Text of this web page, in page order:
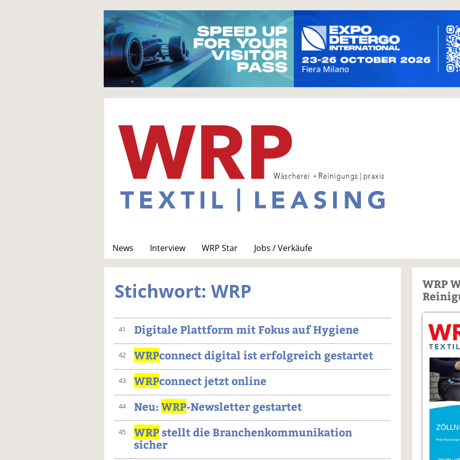
News Interview WRP Star
Jobs / Verkäufe
Stichwort: WRP
41 Digitale Plattform mit Fokus auf Hygiene
42 WRPconnect digital ist erfolgreich gestartet
43 WRPconnect jetzt online
44 Neu: WRP-Newsletter gestartet
45 WRPstellt die Branchenkommunikation
sicher
WRP